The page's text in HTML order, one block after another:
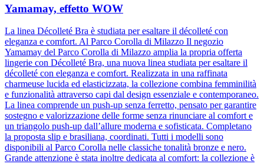
Yamamay, effetto WOW
La linea Décolleté Bra è studiata per esaltare il décolleté con
eleganza e comfort. Al Parco Corolla di Milazzo Il negozio
Yamamay del Parco Corolla di Milazzo amplia la propria offerta
lingerie con Décolleté Bra, una nuova linea studiata per esaltare il
décolleté con eleganza e comfort. Realizzata in una raffinata
charmeuse lucida ed elasticizzata, la collezione combina femminilità
e funzionalità attraverso capi dal design essenziale e contemporaneo.
La linea comprende un push-up senza ferretto, pensato per garantire
sostegno e valorizzazione delle forme senza rinunciare al comfort e
un triangolo push-up dall’allure moderna e sofisticata. Completano
la proposta slip e brasiliana, coordinati. Tutti i modelli sono
disponibili al Parco Corolla nelle classiche tonalità bronze e nero.
Grande attenzione è stata inoltre dedicata al comfort: la collezione è